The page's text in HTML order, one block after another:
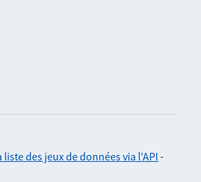
liste des jeux de données via l'API -